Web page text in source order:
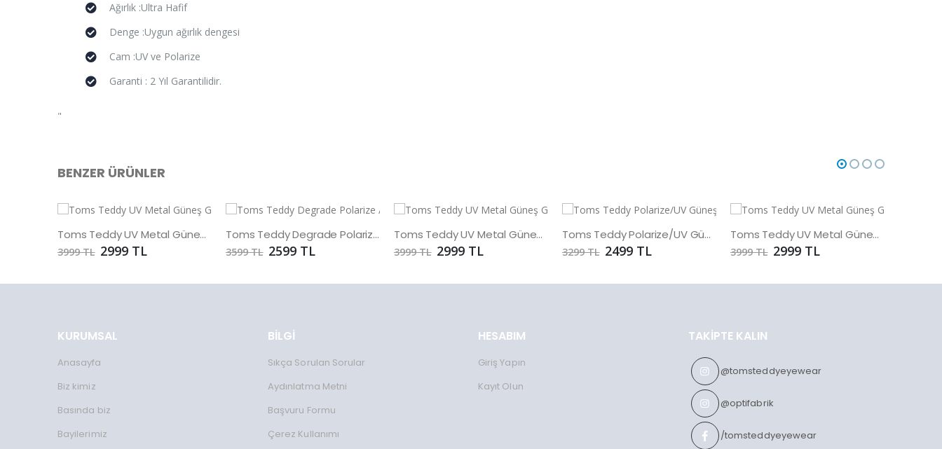
Ağırlık :Ultra Hafif
Denge :Uygun ağırlık dengesi
Cam :UV ve Polarize
Garanti : 2 Yıl Garantilidir.
"
BENZER ÜRÜNLER
Toms Teddy UV Metal Güneş Gözlüğü
3999 TL 2999 TL
Toms Teddy Degrade Polarize /UV Güneş Gözlüğü
3599 TL 2599 TL
Toms Teddy UV Metal Güneş Gözlüğü
3999 TL 2999 TL
Toms Teddy Polarize/UV Güneş Gözlüğü
3299 TL 2499 TL
Toms Teddy UV Metal Güneş Gözlüğü
3999 TL 2999 TL
KURUMSAL
Anasayfa
Biz kimiz
Basında biz
Bayilerimiz
BİLGİ
Sıkça Sorulan Sorular
Aydınlatma Metni
Başvuru Formu
Çerez Kullanımı
HESABIM
Giriş Yapın
Kayıt Olun
TAKIPTE KALIN
@tomsteddyeyewear
@optifabrik
/tomsteddyeyewear